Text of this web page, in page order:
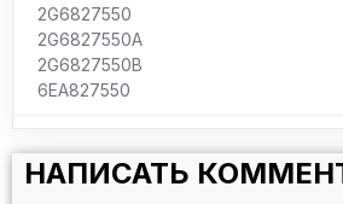
2G6827550
2G6827550A
2G6827550B
6EA827550
НАПИСАТЬ